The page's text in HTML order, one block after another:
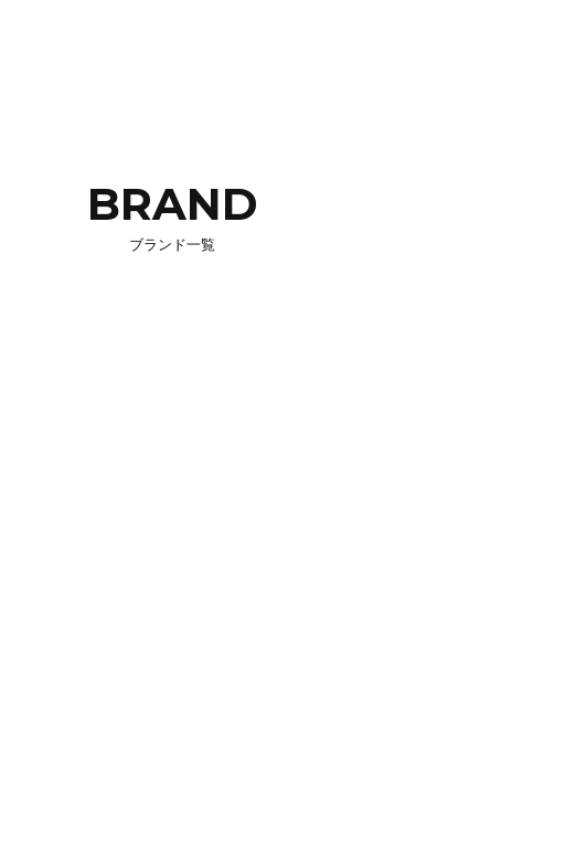
BRAND
ブランド一覧